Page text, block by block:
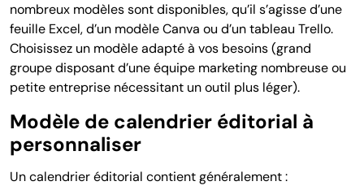
nombreux modèles sont disponibles, qu’il s’agisse d’une
feuille Excel, d’un modèle Canva ou d’un tableau Trello.
Choisissez un modèle adapté à vos besoins (grand
groupe disposant d’une équipe marketing nombreuse ou
petite entreprise nécessitant un outil plus léger).
Modèle de calendrier éditorial à
personnaliser
Un calendrier éditorial contient généralement :